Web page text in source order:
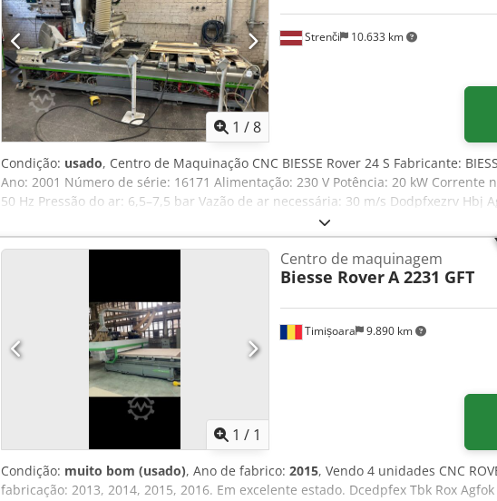
1 /8
Strenči 10.633 km
Condição: usado, Centro de Maquinação CNC BIESSE Rover 24 S Fabricante:
Ano: 2001 Número de série: 16171 Alimentação: 230 V Potência: 20 kW Corrente
50 Hz Pressão do ar: 6,5–7,5 bar Vazão de ar necessária: 30 m/s Dodpfxezrv Hbj
Solicitar mais imagens
1 / 1
Timișoara 9.890 km
Centro de maquinagem
Biesse RoverA 2231 GFT
Condição: muito bom (usado), Ano de fabrico: 2015, Vendo 4 unidades CNC
fabricação: 2013, 2014, 2015, 2016. Em excelente estado. Dcedpfex Tbk Rox Agfok